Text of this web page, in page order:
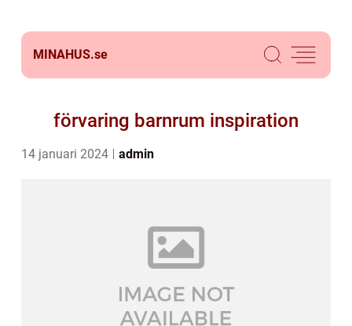
MINAHUS.se
förvaring barnrum inspiration
14 januari 2024 admin